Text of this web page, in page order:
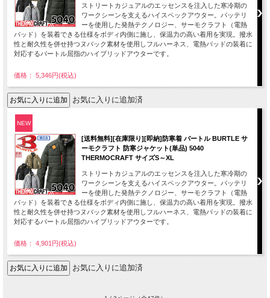
ストリートカジュアルのエッセンスを注入した寒冷期の
ワークシーンを支えるハイスペックアウター。バッテリ
ーを使用した発熱テクノロジー、サーモクラフト（電熱
パッド）を装着できる仕様をボディ内側に施し、保温力の高い着用を実現。撥水
性と耐久性を併せ持つヌバック素材を使用しフルハーネス、電熱パッドの装着に
対応するバートル屈指のハイブリッドアウターです。
価格： 5,346円(税込)
お気に入りに追加済
NEW
[送料無料][在庫限り][即納]防寒着 バートル BURTLE サ
ーモクラフト 防寒ジャケット(単品) 5040
THERMOCRAFT サイズS～XL
ストリートカジュアルのエッセンスを注入した寒冷期の
ワークシーンを支えるハイスペックアウター。バッテリ
ーを使用した発熱テクノロジー、サーモクラフト（電熱
パッド）を装着できる仕様をボディ内側に施し、保温力の高い着用を実現。撥水
性と耐久性を併せ持つヌバック素材を使用しフルハーネス、電熱パッドの装着に
対応するバートル屈指のハイブリッドアウターです。
価格： 4,901円(税込)
お気に入りに追加済